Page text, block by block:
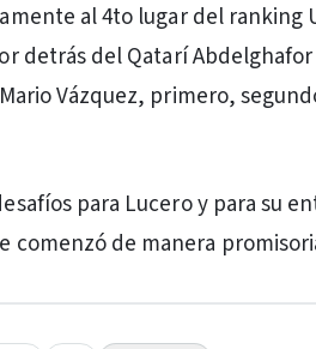
al 4to lugar del ranking
detrás del Qatarí
Vázquez, primero,
para Lucero y para su
comenzó de manera